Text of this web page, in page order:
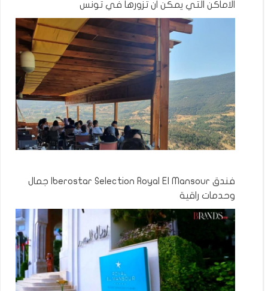
الاماكن التي يمكن ان تزورها في تونس
فندق Iberostar Selection Royal El Mansour جمال
وحدمات راقية